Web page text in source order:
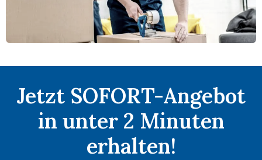
Jetzt SOFORT-Angebot
in unter 2 Minuten
erhalten!